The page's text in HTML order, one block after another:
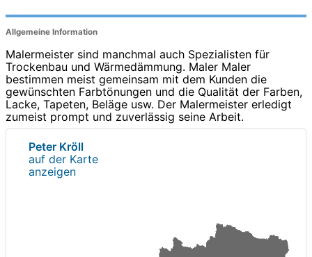
Allgemeine Information
Malermeister sind manchmal auch Spezialisten für
Trockenbau und Wärmedämmung. Maler Maler
bestimmen meist gemeinsam mit dem Kunden die
gewünschten Farbtönungen und die Qualität der Farben,
Lacke, Tapeten, Beläge usw. Der Malermeister erledigt
zumeist prompt und zuverlässig seine Arbeit.
Peter Kröll
auf der Karte
anzeigen